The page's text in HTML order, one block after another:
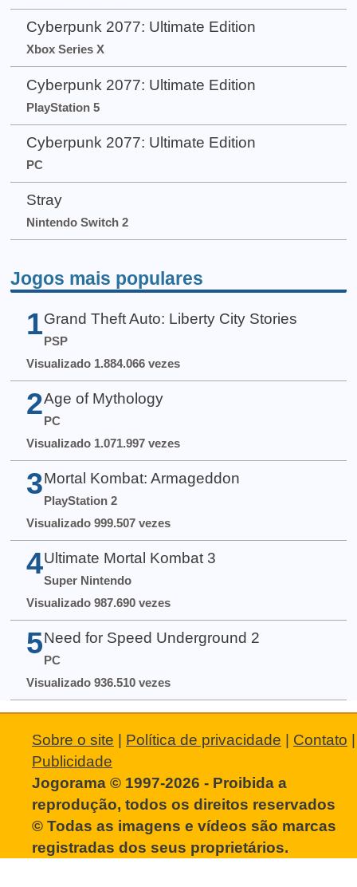
Cyberpunk 2077: Ultimate Edition
Xbox Series X
Cyberpunk 2077: Ultimate Edition
PlayStation 5
Cyberpunk 2077: Ultimate Edition
PC
Stray
Nintendo Switch 2
Jogos mais populares
1 Grand Theft Auto: Liberty City Stories
PSP
Visualizado 1.884.066 vezes
2 Age of Mythology
PC
Visualizado 1.071.997 vezes
3 Mortal Kombat: Armageddon
PlayStation 2
Visualizado 999.507 vezes
4 Ultimate Mortal Kombat 3
Super Nintendo
Visualizado 987.690 vezes
5 Need for Speed Underground 2
PC
Visualizado 936.510 vezes
Sobre o site Política de privacidade Contato
Publicidade
Jogorama © 1997-2026 - Proibida a
reprodução, todos os direitos reservados
© Todas as imagens e vídeos são marcas
registradas dos seus proprietários.